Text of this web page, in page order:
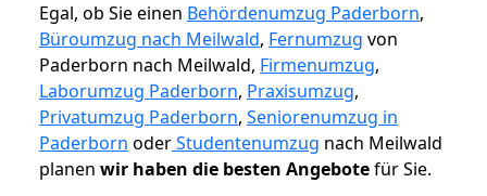
Egal, ob Sie einen Behördenumzug Paderborn,
Büroumzug nach Meilwald, Fernumzug von
Paderborn nach Meilwald, Firmenumzug,
Laborumzug Paderborn, Praxisumzug,
Privatumzug Paderborn, Seniorenumzug in
Paderborn oderStudentenumzug nach Meilwald
planen wir haben die besten Angebotefür Sie.